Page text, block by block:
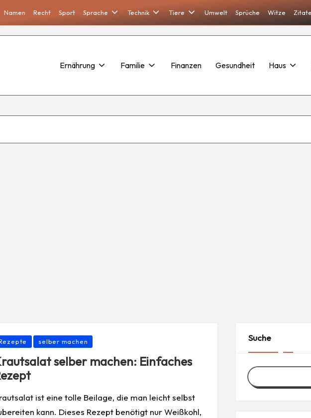
Namen Recht Sport Sprache Technik Tiere Umwelt Sprüche Witze Zitate
Ernährung Familie Finanzen Gesundheit Haus
selber machen
selber machen: Einfaches
ist eine tolle Beilage, die man leicht selbst
kann. Dieses Rezept benötigt nur Weißkohl,
Suche